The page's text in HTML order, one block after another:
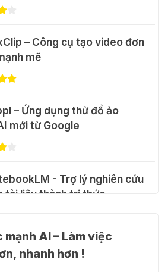
2026
miễn phí 30 video AI + 100
mỗi ngày với Dola.com
2026
dẫn nhận Google Plus 12
phí
báo: Xuất hiện script và
dẫn giả mạo giúp "mở khóa"
for Teachers – chương
– Công cụ tạo video đơn
mẽ
– Ứng dụng thử đồ ảo
mới từ Google
- Trợ lý nghiên cứu
tài liệu thành tri thức
AI – Biến ý tưởng
phim chất lượng cao
AI – Làm việc
nhanh hơn !